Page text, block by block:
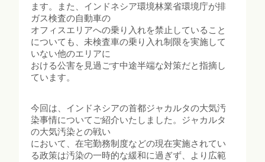
ます。また、インドネシア環境林業省環境庁が排
ガス検査の自動車の
オフィスエリアへの乗り入れを禁止していること
についても、未検査車の乗り入れ制限を実施して
いない他のエリアに
おける公害を見過ごす中途半端な対策だと指摘し
ています。
今回は、インドネシアの首都ジャカルタの大気汚
染事情についてご紹介いたしました。ジャカルタ
の大気汚染との戦い
において、在宅勤務制度などの現在実施されてい
る政策は汚染の一時的な緩和に過ぎず、より広範